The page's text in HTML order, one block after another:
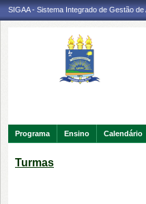
SIGAA - Sistema Integrado de Gestão de
Programa Ensino Calendário
Turmas